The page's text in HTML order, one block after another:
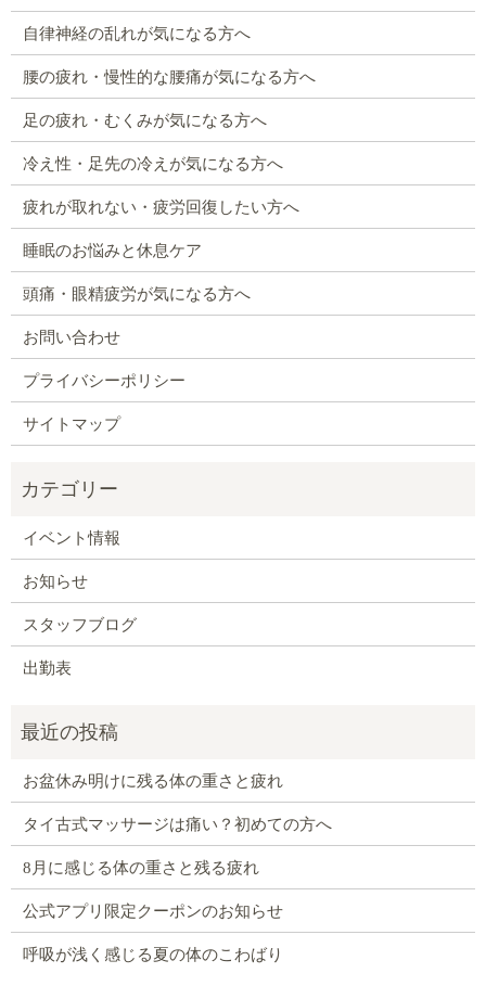
自律神経の乱れが気になる方へ
腰の疲れ・慢性的な腰痛が気になる方へ
足の疲れ・むくみが気になる方へ
冷え性・足先の冷えが気になる方へ
疲れが取れない・疲労回復したい方へ
睡眠のお悩みと休息ケア
頭痛・眼精疲労が気になる方へ
お問い合わせ
プライバシーポリシー
サイトマップ
イベント情報
お知らせ
スタッフブログ
出勤表
お盆休み明けに残る体の重さと疲れ
タイ古式マッサージは痛い？初めての方へ
8月に感じる体の重さと残る疲れ
公式アプリ限定クーポンのお知らせ
呼吸が浅く感じる夏の体のこわばり